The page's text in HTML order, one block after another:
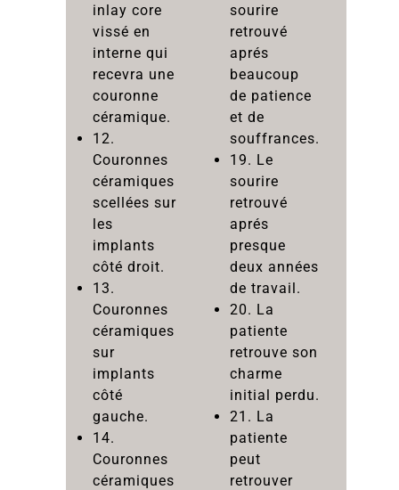
inlay core
vissé en
interne qui
recevra une
couronne
céramique.
12.
Couronnes
céramiques
scellées sur
les
implants
côté droit.
13.
Couronnes
céramiques
sur
implants
côté
gauche.
14.
Couronnes
céramiques
sourire
retrouvé
aprés
beaucoup
de patience
et de
souffrances.
19. Le
sourire
retrouvé
aprés
presque
deux années
de travail.
20. La
patiente
retrouve son
charme
initial perdu.
21. La
patiente
peut
retrouver